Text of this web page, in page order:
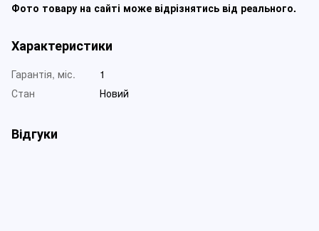
Фото товару на сайті може відрізнятись від реального.
Характеристики
Гарантія, міс.
1
Стан
Новий
Відгуки